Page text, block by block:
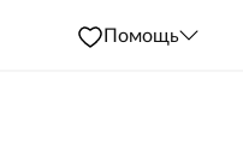
Помощь